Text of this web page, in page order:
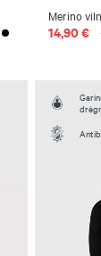
Merino
14,90 €